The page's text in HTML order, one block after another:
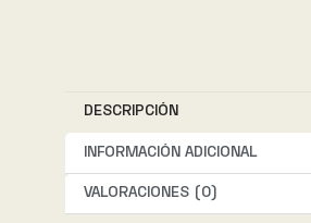
DESCRIPCIÓN
INFORMACIÓN ADICIONAL
VALORACIONES (0)